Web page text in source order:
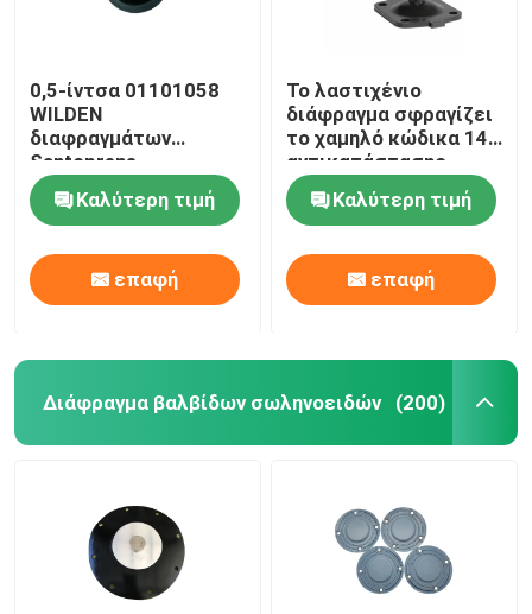
0,5-ίντσα 01101058
WILDEN
διαφραγμάτων
Santoprene
λαστιχένια στρόφια
διαφραγμάτων
διαφραγμάτων μαύρα
λαστιχένια
Καλύτερη τιμή
επαφή
Το λαστιχένιο
διάφραγμα σφραγίζει
το χαμηλό κώδικα 14
αντικατάστασης
διαφραγμάτων
διαπερατότητας
αερίου EPDM
Καλύτερη τιμή
επαφή
Διάφραγμα βαλβίδων σωληνοειδών (200)